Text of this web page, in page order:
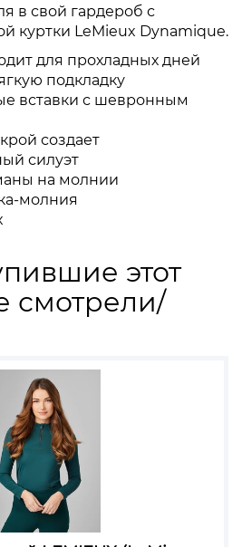
в свой гардероб с
куртки LeMieux Dynamique.
для прохладных дней
подкладку
вставки с шевронным
создает
силуэт
на молнии
молния
этот
смотрели/